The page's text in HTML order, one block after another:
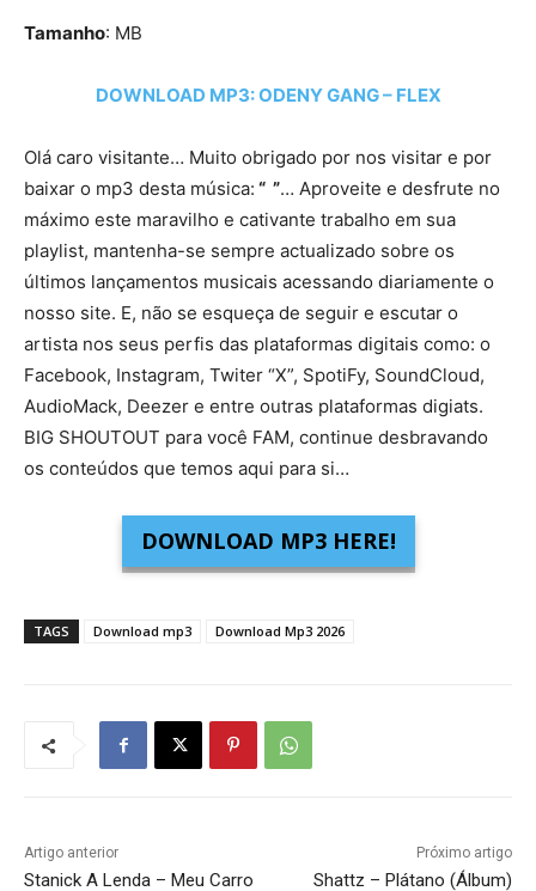
Tamanho: MB
DOWNLOAD MP3: ODENY GANG – FLEX
Olá caro visitante… Muito obrigado por nos visitar e por
baixar o mp3 desta música: “ ”… Aproveite e desfrute no
máximo este maravilho e cativante trabalho em sua
playlist, mantenha-se sempre actualizado sobre os
últimos lançamentos musicais acessando diariamente o
nosso site. E, não se esqueça de seguir e escutar o
artista nos seus perfis das plataformas digitais como: o
Facebook, Instagram, Twiter “X”, SpotiFy, SoundCloud,
AudioMack, Deezer e entre outras plataformas digiats.
BIG SHOUTOUT para você FAM, continue desbravando
os conteúdos que temos aqui para si…
DOWNLOAD MP3 HERE!
TAGS Download mp3 Download Mp3 2026
Artigo anterior
Stanick A Lenda – Meu Carro
Próximo artigo
Shattz – Plátano (Álbum)